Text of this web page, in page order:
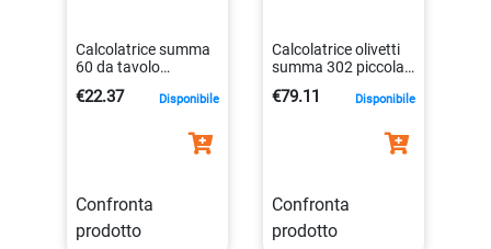
Calcolatrice summa
60 da tavolo
€22.37 Disponibile
Confronta
prodotto
Calcolatrice olivetti
summa 302 piccola
ampio
€79.11 Disponibile
Confronta
prodotto